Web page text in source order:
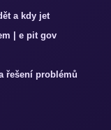
a kdy jet
| e pit gov
řešení problémů